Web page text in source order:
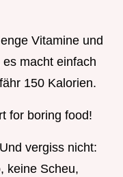
Vitamine und
macht einfach
150 Kalorien.
for boring food!
vergiss nicht:
keine Scheu,